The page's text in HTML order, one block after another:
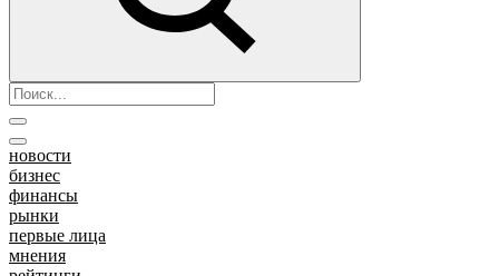
новости
бизнес
финансы
рынки
первые лица
мнения